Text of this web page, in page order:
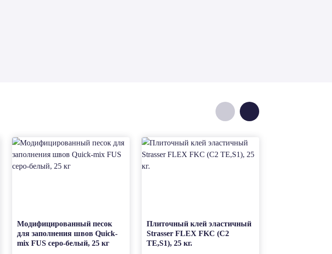
Модифицированный песок
для заполнения швов Quick-
mix FUS серо-белый, 25 кг
Плиточный клей эластичный
Strasser FLEX FKC (C2
TE,S1), 25 кг.